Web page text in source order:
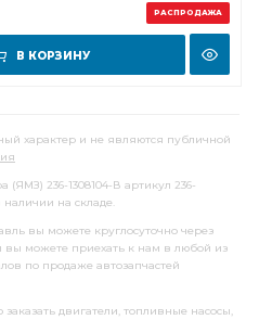
РАСПРОДАЖА
В КОРЗИНУ
характер и не являются публичной
236-1308104-В артикул 236-
на складе.
вы можете круглосуточно через
вы можете приехать к нам в любой из
по продаже автозапчастей
двигатели, топливные насосы,